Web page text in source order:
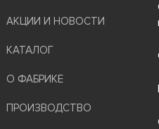
АКЦИИ И НОВОСТИ
КАТАЛОГ
О ФАБРИКЕ
ПРОИЗВОДСТВО